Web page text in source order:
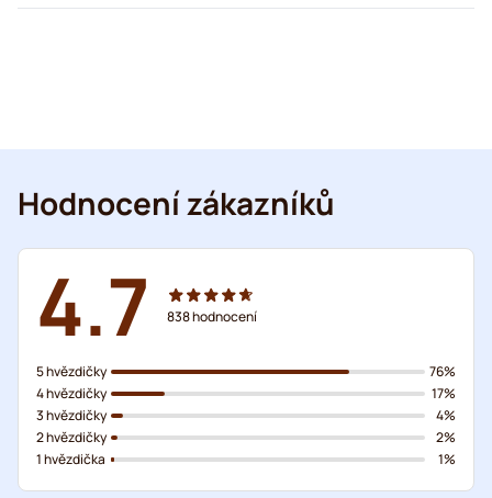
Hodnocení zákazníků
4.7 838hodnocení
5 hvězdičky
4 hvězdičky
3 hvězdičky
2 hvězdičky
1 hvězdička
76%
17%
4%
2%
1%